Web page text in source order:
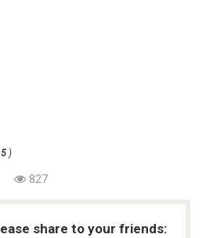
5 )
827
share to your friends: